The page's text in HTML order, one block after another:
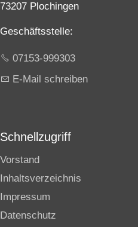
73207 Plochingen
Geschäftsstelle:
07153-999303
E-Mail schreiben
Schnellzugriff
Vorstand
Inhaltsverzeichnis
Impressum
Datenschutz